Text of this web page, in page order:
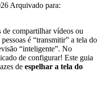
Arquivado para:
de compartilhar vídeos ou
é “transmitir” a tela do
“inteligente”. No
de configurar! Este guia
de espelhar a tela do